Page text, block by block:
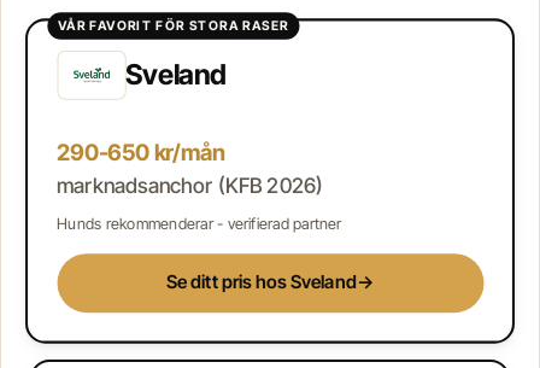
VÅR FAVORIT FÖR STORA RASER
Sveland
290-650 kr/mån
marknadsanchor (KFB 2026)
Hunds rekommenderar - verifierad partner
Se ditt pris hos Sveland→